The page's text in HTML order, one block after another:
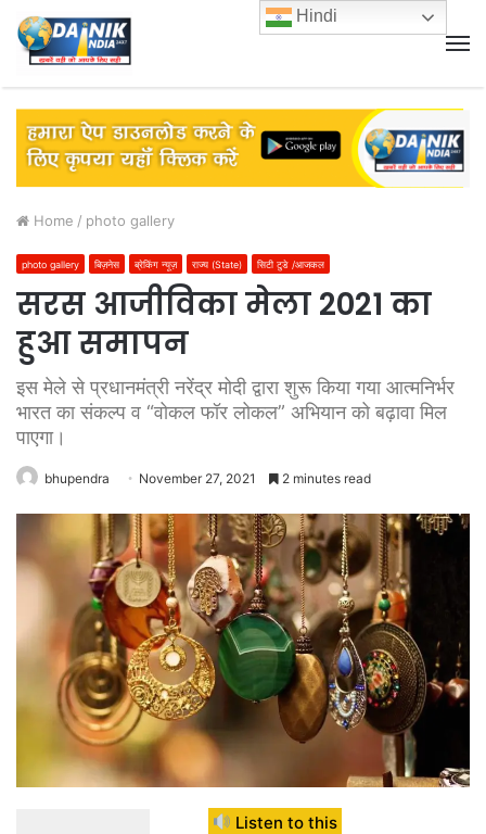
Home / photo gallery
photo gallery बिज़नेस ब्रेकिंग न्यूज़ राज्य (State) सिटी टुडे /आजकल
सरस आजीविका मेला 2021 का
हुआ समापन
इस मेले से प्रधानमंत्री नरेंद्र मोदी द्वारा शुरू किया गया आत्मनिर्भर
भारत का संकल्प व “वोकल फॉर लोकल” अभियान को बढ़ावा मिल
पाएगा।
bhupendra November 27, 2021 2 minutes read
Listen to this
Hindi